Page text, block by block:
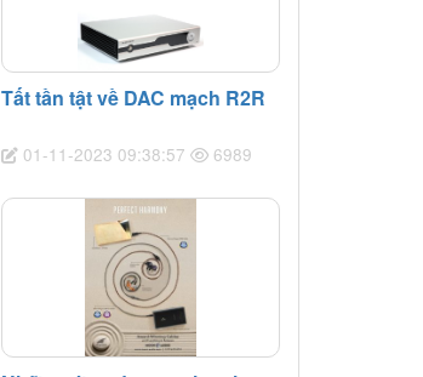
Tất tần tật về DAC mạch R2R
01-11-2023 09:38:57 6989